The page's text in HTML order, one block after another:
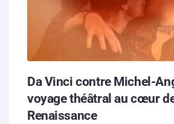
Da Vinci contre Michel-
voyage théâtral au cœur
Renaissance